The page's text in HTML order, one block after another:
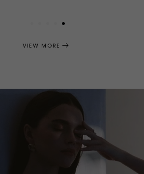
5
VIEW MORE